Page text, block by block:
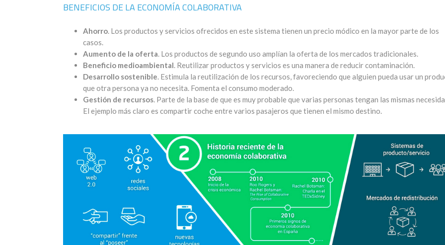
BENEFICIOS DE LA ECONOMÍA COLABORATIVA
Ahorro. Los productos y servicios ofrecidos en este sistema tienen un precio módico en la mayor parte de los
casos.
Aumento de la oferta. Los productos de segundo uso amplían la oferta de los mercados tradicionales.
Beneficio medioambiental. Reutilizar productos y servicios es una manera de reducir contaminación.
Desarrollo sostenible. Estimula la reutilización de los recursos, favoreciendo que alguien pueda usar un
que otra persona ya no necesita. Fomenta el consumo moderado.
Gestión de recursos. Parte de la base de que es muy probable que varias personas tengan las mismas
El ejemplo más claro es compartir coche entre varios pasajeros que tienen el mismo destino.